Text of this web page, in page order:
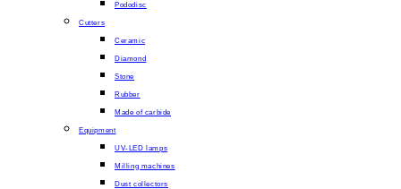
Pododisc
Cutters
Ceramic
Diamond
Stone
Rubber
Made of carbide
Equipment
UV-LED lamps
Milling machines
Dust collectors